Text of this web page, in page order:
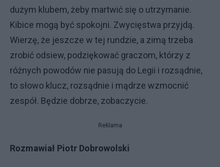
dużym klubem, żeby martwić się o utrzymanie.
Kibice mogą być spokojni. Zwycięstwa przyjdą.
Wierzę, że jeszcze w tej rundzie, a zimą trzeba
zrobić odsiew, podziękować graczom, którzy z
różnych powodów nie pasują do Legii i rozsądnie,
to słowo klucz, rozsądnie i mądrze wzmocnić
zespół. Będzie dobrze, zobaczycie.
Reklama
Rozmawiał Piotr Dobrowolski